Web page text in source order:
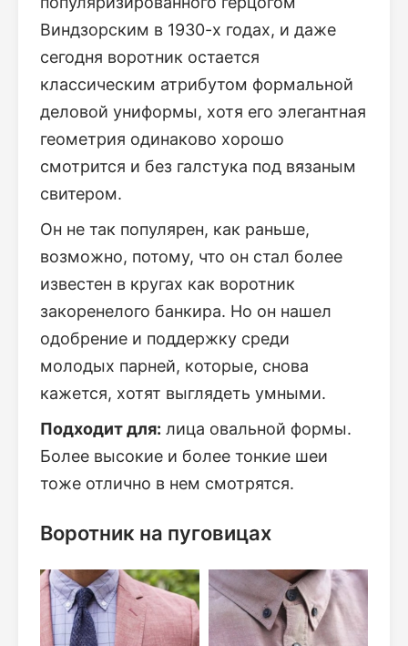
Виндзорским в 1930-х годах, и даже
сегодня воротник остается
классическим атрибутом формальной
деловой униформы, хотя его элегантная
геометрия одинаково хорошо
смотрится и без галстука под вязаным
свитером.
Он не так популярен, как раньше,
возможно, потому, что он стал более
известен в кругах как воротник
закоренелого банкира. Но он нашел
одобрение и поддержку среди
молодых парней, которые, снова
кажется, хотят выглядеть умными.
Подходит для: лица овальной формы.
Более высокие и более тонкие шеи
тоже отлично в нем смотрятся.
Воротник на пуговицах